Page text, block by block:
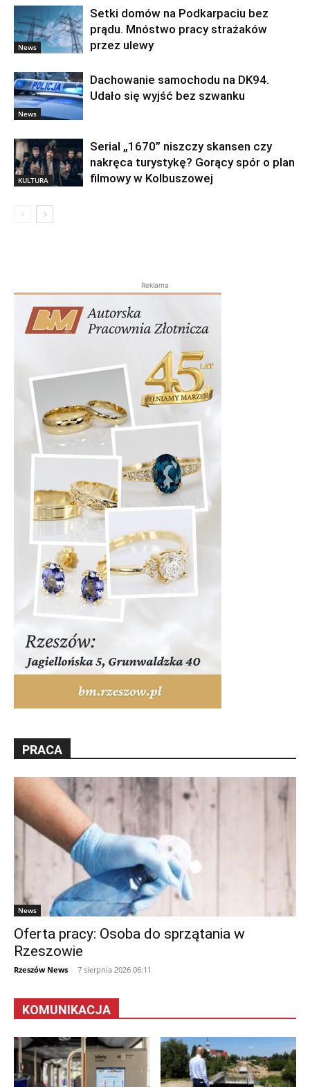
News
Setki domów na Podkarpaciu bez
prądu. Mnóstwo pracy strażaków
przez ulewy
News
Dachowanie samochodu na DK94.
Udało się wyjść bez szwanku
KULTURA
Serial „1670” niszczy skansen czy
nakręca turystykę? Gorący spór o plan
filmowy w Kolbuszowej
Reklama
PRACA
News
Oferta pracy: Osoba do sprzątania w
Rzeszowie
Rzeszów News - 7 sierpnia 2026 06:11
KOMUNIKACJA